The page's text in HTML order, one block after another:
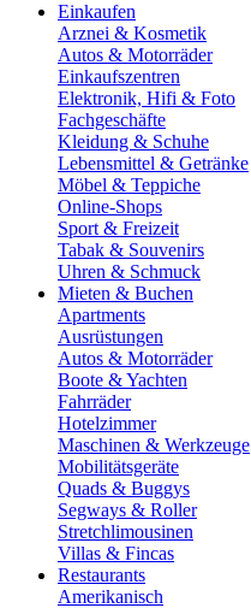
Einkaufen
Arznei & Kosmetik
Autos & Motorräder
Einkaufszentren
Elektronik, Hifi & Foto
Fachgeschäfte
Kleidung & Schuhe
Lebensmittel & Getränke
Möbel & Teppiche
Online-Shops
Sport & Freizeit
Tabak & Souvenirs
Uhren & Schmuck
Mieten & Buchen
Apartments
Ausrüstungen
Autos & Motorräder
Boote & Yachten
Fahrräder
Hotelzimmer
Maschinen & Werkzeuge
Mobilitätsgeräte
Quads & Buggys
Segways & Roller
Stretchlimousinen
Villas & Fincas
Restaurants
Amerikanisch